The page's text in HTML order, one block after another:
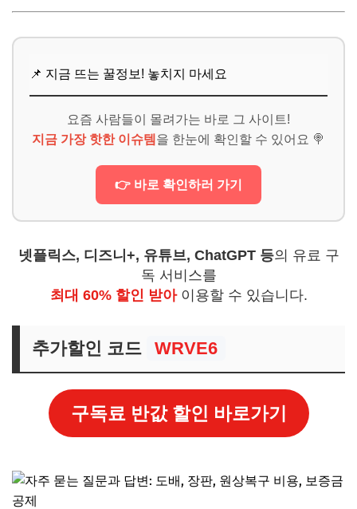
📌 지금 뜨는 꿀정보! 놓치지 마세요
요즘 사람들이 몰려가는 바로 그 사이트!
지금 가장 핫한 이슈템 을 한눈에 확인할 수 있어요 🍭
👉 바로 확인하러 가기
넷플릭스, 디즈니+, 유튜브, ChatGPT 등의 유료 구
독 서비스를
최대 60% 할인 받아이용할 수 있습니다.
추가할인 코드 WRVE6
구독료 반값 할인 바로가기